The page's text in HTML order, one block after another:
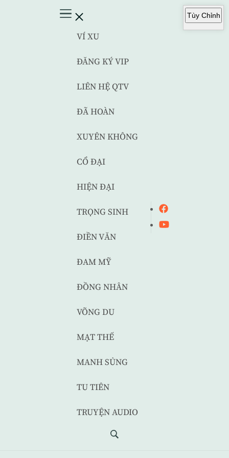
VÍ XU
ĐĂNG KÝ VIP
LIÊN HỆ QTV
ĐÃ HOÀN
XUYÊN KHÔNG
CỔ ĐẠI
HIỆN ĐẠI
TRỌNG SINH
ĐIỀN VĂN
ĐAM MỸ
ĐỒNG NHÂN
VÕNG DU
MẠT THẾ
MANH SỦNG
TU TIÊN
TRUYỆN AUDIO
Tùy Chỉnh